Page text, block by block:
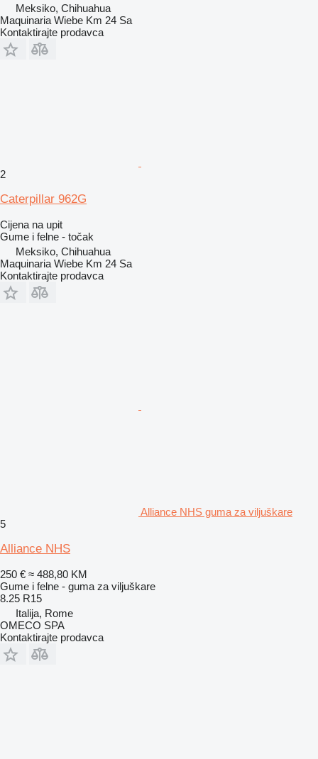
Meksiko, Chihuahua
Maquinaria Wiebe Km 24 Sa
Kontaktirajte prodavca
2
Caterpillar 962G
Cijena na upit
Gume i felne - točak
Meksiko, Chihuahua
Maquinaria Wiebe Km 24 Sa
Kontaktirajte prodavca
Alliance NHS guma za viljuškare
5
Alliance NHS
250 € ≈ 488,80 KM
Gume i felne - guma za viljuškare
8.25 R15
Italija, Rome
OMECO SPA
Kontaktirajte prodavca